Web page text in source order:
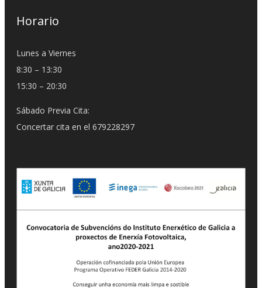
Horario
Lunes a Viernes
8:30 – 13:30
15:30 – 20:30
Sábado Previa Cita:
Concertar cita en el 679228297